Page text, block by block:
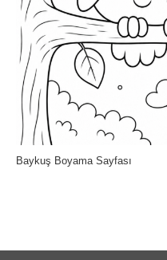
Baykuş Boyama Sayfası